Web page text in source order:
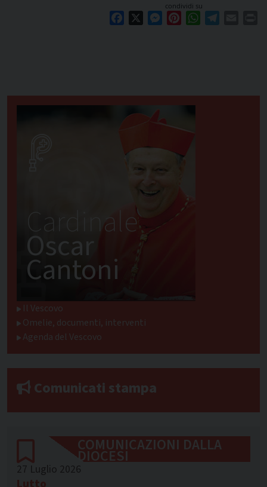
condividi su
Facebook Messenger
PinterestWhatsApp
Cardinale
Oscar
Cantoni
Il Vescovo
Omelie, documenti, interventi
Agenda del Vescovo
Comunicati stampa
COMUNICAZIONI DALLA
DIOCESI
27 Luglio 2026